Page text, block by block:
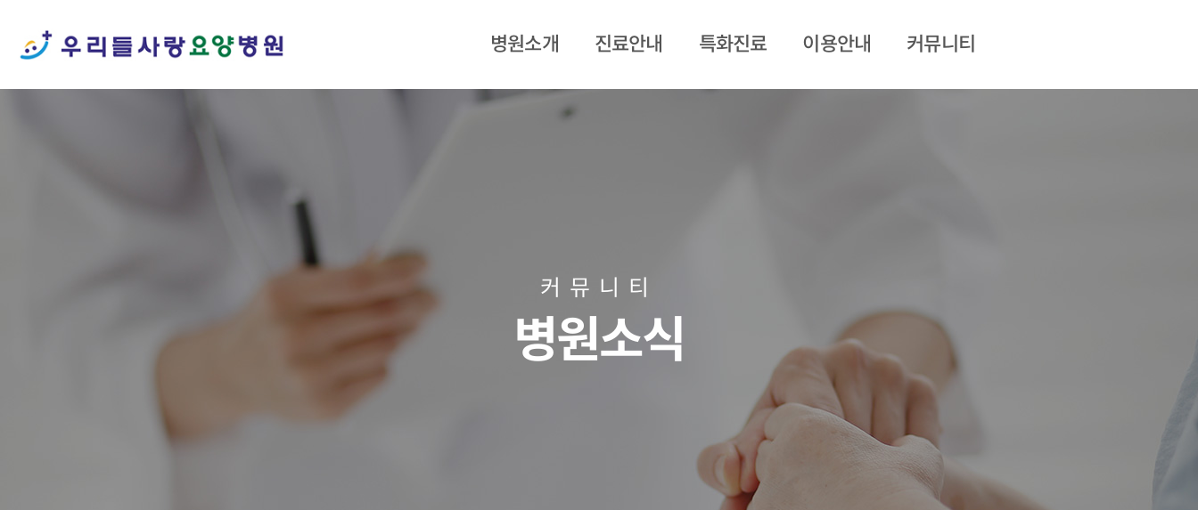
병원소개
오시는길
진료안내 특화진료 이용안내 커뮤니티
커뮤니티
병원소식